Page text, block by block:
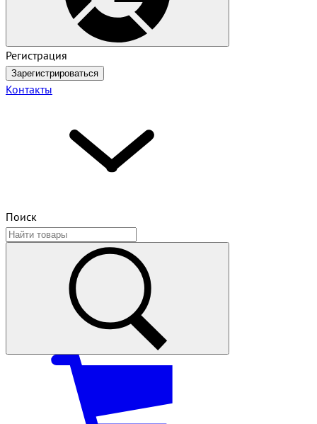
Регистрация
Зарегистрироваться
Контакты
Поиск